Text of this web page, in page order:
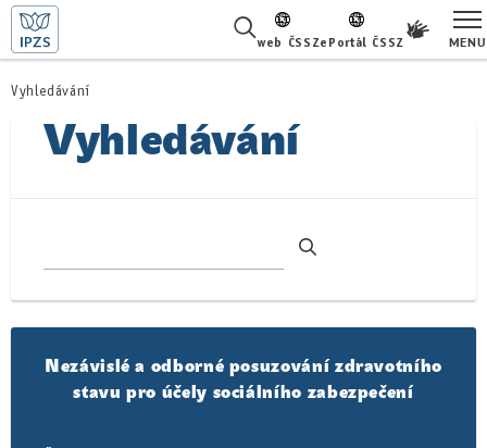
web ČSSZePortál ČSSZ MENU
ŽIVOTNÍ SITUACE
ČASTÉ DOTAZY
PRO LÉKAŘE
Vyhledávání
Vyhledávání
Nezávislé a odborné posuzování zdravotního
stavu pro účely sociálního zabezpečení